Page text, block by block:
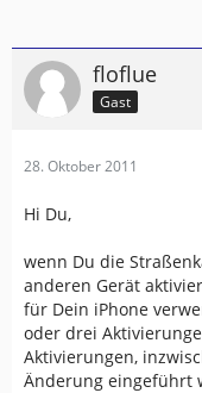
floflue
Gast
28. Oktober 2011
Hi Du,
wenn Du die
anderen Gerät
für Dein iPhone
oder drei
Aktivierungen,
Änderung eingeführt